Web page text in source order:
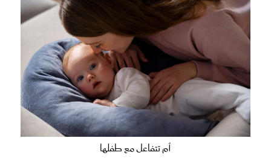
أم تتفاعل مع طفلها